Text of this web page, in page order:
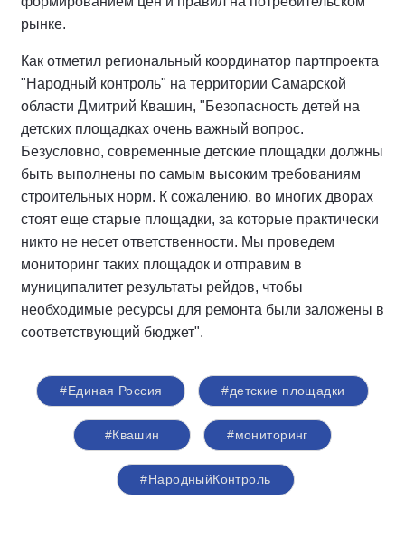
рынке.
Как отметил региональный координатор партпроекта
"Народный контроль" на территории Самарской
области Дмитрий Квашин, "Безопасность детей на
детских площадках очень важный вопрос.
Безусловно, современные детские площадки должны
быть выполнены по самым высоким требованиям
строительных норм. К сожалению, во многих дворах
стоят еще старые площадки, за которые практически
никто не несет ответственности. Мы проведем
мониторинг таких площадок и отправим в
муниципалитет результаты рейдов, чтобы
необходимые ресурсы для ремонта были заложены в
соответствующий бюджет".
#Единая Россия #детские площадки
#Квашин #мониторинг
#НародныйКонтроль